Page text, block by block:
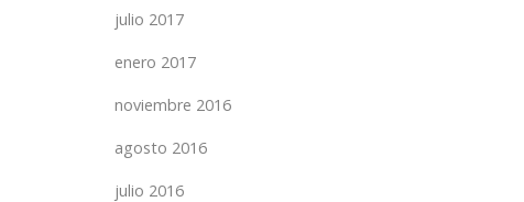
julio 2017
enero 2017
noviembre 2016
agosto 2016
julio 2016